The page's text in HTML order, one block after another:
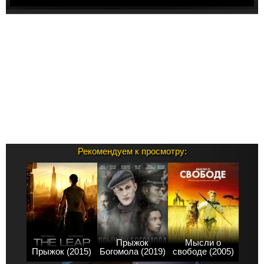
Рекомендуем к просмотру:
Прыжок (2015)
Прыжок
Богомола (2019)
Мысли о
свободе (2005)